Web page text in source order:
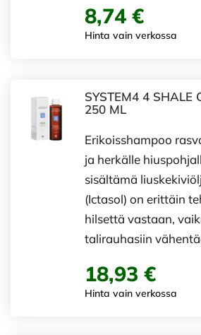
8,74 €
Hinta vain verkossa
SYSTEM4 4 SHALE
250 ML
Erikoisshampoo
ja herkälle
sisältämä
(Ictasol) on erittäin
hilsettä vastaan,
talirauhasiin
18,93 €
Hinta vain verkossa